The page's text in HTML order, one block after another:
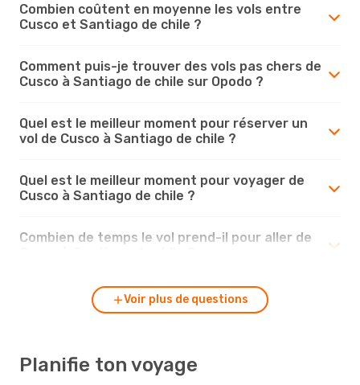
Combien coûtent en moyenne les vols entre
Cusco et Santiago de chile ?
Comment puis-je trouver des vols pas chers de
Cusco à Santiago de chile sur Opodo ?
Quel est le meilleur moment pour réserver un
vol de Cusco à Santiago de chile ?
Quel est le meilleur moment pour voyager de
Cusco à Santiago de chile ?
Combien de temps le vol prend-il pour aller de
Voir plus de questions
Planifie ton voyage